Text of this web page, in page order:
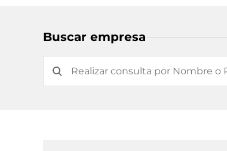
Buscar empresa